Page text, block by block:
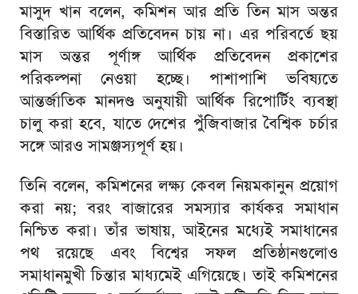
মাসুদ খান বলেন, কমিশন আর প্রতি তিন মাস অন্তর
বিস্তারিত আর্থিক প্রতিবেদন চায় না। এর পরিবর্তে ছয়
মাস অন্তর পূর্ণাঙ্গ আর্থিক প্রতিবেদন প্রকাশের
পরিকল্পনা নেওয়া হচ্ছে। পাশাপাশি ভবিষ্যতে
আন্তর্জাতিক মানদণ্ড অনুযায়ী আর্থিক রিপোর্টিং ব্যবস্থা
চালু করা হবে, যাতে দেশের পুঁজিবাজার বৈশ্বিক চর্চার
সঙ্গে আরও সামঞ্জস্যপূর্ণ হয়।
তিনি বলেন, কমিশনের লক্ষ্য কেবল নিয়মকানুন প্রয়োগ
করা নয়; বরং বাজারের সমস্যার কার্যকর সমাধান
নিশ্চিত করা। তাঁর ভাষায়, আইনের মধ্যেই সমাধানের
পথ রয়েছে এবং বিশ্বের সফল প্রতিষ্ঠানগুলোও
সমাধানমুখী চিন্তার মাধ্যমেই এগিয়েছে। তাই কমিশনের